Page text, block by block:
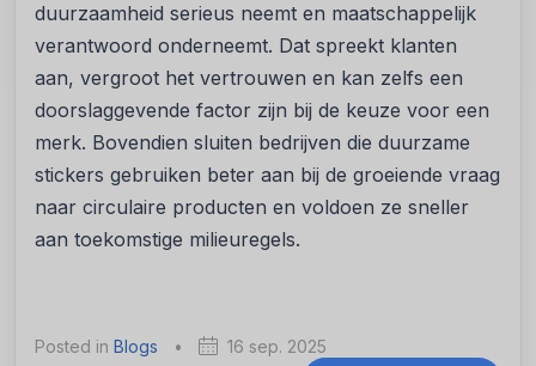
duurzaamheid serieus neemt en maatschappelijk
verantwoord onderneemt. Dat spreekt klanten
aan, vergroot het vertrouwen en kan zelfs een
doorslaggevende factor zijn bij de keuze voor een
merk. Bovendien sluiten bedrijven die duurzame
stickers gebruiken beter aan bij de groeiende vraag
naar circulaire producten en voldoen ze sneller
aan toekomstige milieuregels.
Posted in Blogs • 16 sep. 2025